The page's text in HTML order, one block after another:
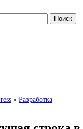
» Разработка